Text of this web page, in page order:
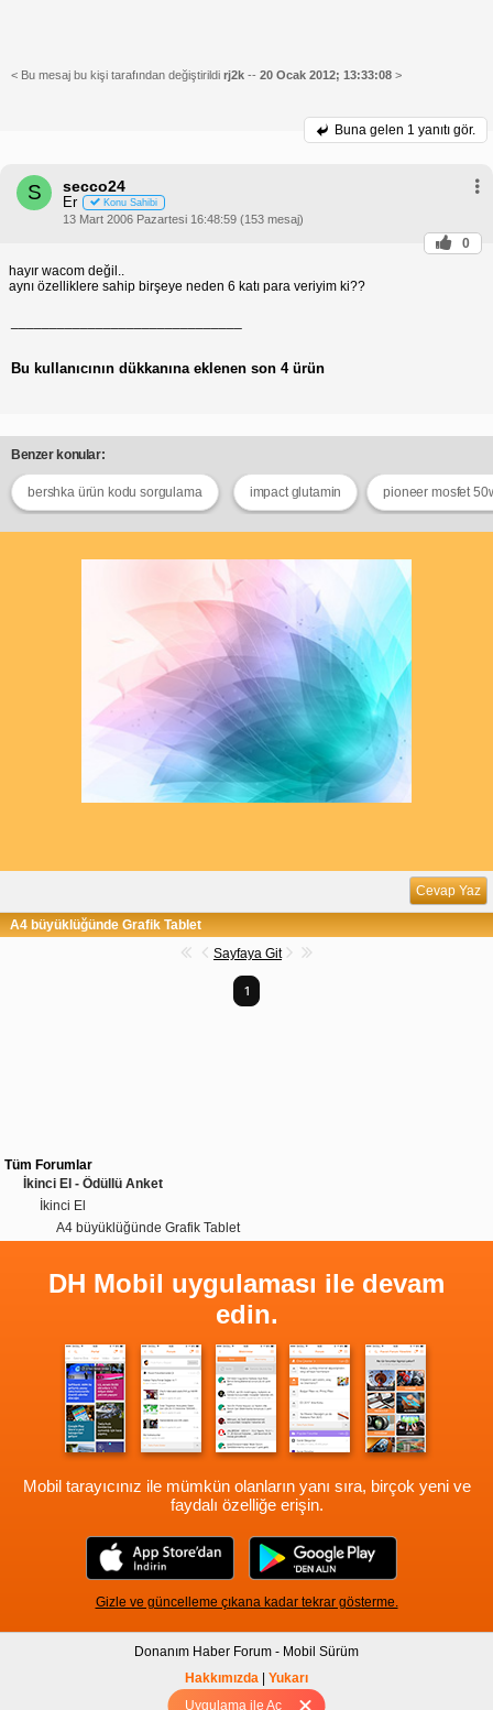
Uygulama ile Aç
< Bu mesaj bu kişi tarafından değiştirildi rj2k -- 20 Ocak 2012; 13:33:08 >
Buna gelen 1 yanıtı gör.
S secco24
Er Konu Sahibi
13 Mart 2006 Pazartesi 16:48:59 (153 mesaj)
0
hayır wacom değil..
aynı özelliklere sahip birşeye neden 6 katı para veriyim ki??
Bu kullanıcının dükkanına eklenen son 4 ürün
Benzer konular:
bershka ürün kodu sorgulama impact glutamin pioneer mosfet
Cevap Yaz
A4 büyüklüğünde Grafik Tablet
Sayfaya Git
1
Tüm Forumlar
İkinci El - Ödüllü Anket
İkinci El
A4 büyüklüğünde Grafik Tablet
DH Mobil uygulaması ile devam
edin.
Mobil tarayıcınız ile mümkün olanların yanı sıra, birçok yeni ve
faydalı özelliğe erişin.
Gizle ve güncelleme çıkana kadar tekrar gösterme.
Donanım Haber Forum - Mobil Sürüm
Hakkımızda | Yukarı